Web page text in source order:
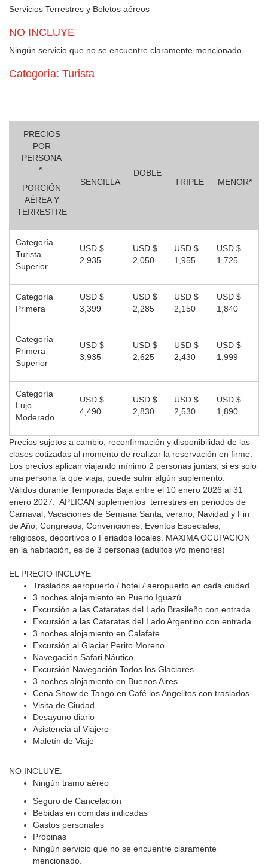
Servicios Terrestres y Boletos aéreos
NO INCLUYE
Ningún servicio que no se encuentre claramente mencionado.
Categoría: Turista
PRECIOS
POR
PERSONA
*
PORCIÓN
AÉREA Y
TERRESTRE
SENCILLA
DOBLE
TRIPLE
MENOR*
Categoría
Turista
Superior
USD $
2,935
USD $
2,050
USD $
1,955
USD $
1,725
Categoría
Primera
USD $
3,399
USD $
2,285
USD $
2,150
USD $
1,840
Categoría
Primera
Superior
USD $
3,935
USD $
2,625
USD $
2,430
USD $
1,999
Categoría
Lujo
Moderado
USD $
4,490
USD $
2,830
USD $
2,530
USD $
1,890
Precios sujetos a cambio, reconfirmación y disponibilidad de las
clases cotizadas al momento de realizar la reservación en firme.
Los precios aplican viajando mínimo 2 personas juntas, si es solo
una persona la que viaja, puede sufrir algún suplemento.
Válidos durante Temporada Baja entre el 10 enero 2026 al 31
enero 2027. APLICAN suplementos terrestres en periodos de
Carnaval, Vacaciones de Semana Santa, verano, Navidad y Fin
de Año, Congresos, Convenciones, Eventos Especiales,
religiosos, deportivos o Feriados locales. MAXIMA OCUPACION
en la habitación, es de 3 personas (adultos y/o menores)
EL PRECIO INCLUYE
Traslados aeropuerto / hotel / aeropuerto en cada ciudad
3 noches alojamiento en Puerto Iguazú
Excursión a las Cataratas del Lado Brasileño con entrada
Excursión a las Cataratas del Lado Argentino con entrada
3 noches alojamiento en Calafate
Excursión al Glaciar Perito Moreno
Navegación Safari Náutico
Excursión Navegación Todos los Glaciares
3 noches alojamiento en Buenos Aires
Cena Show de Tango en Café los Angelitos con traslados
Visita de Ciudad
Desayuno diario
Asistencia al Viajero
Maletín de Viaje
NO INCLUYE:
Ningún tramo aéreo
Seguro de Cancelación
Bebidas en comidas indicadas
Gastos personales
Propinas
Ningún servicio que no se encuentre claramente
mencionado.